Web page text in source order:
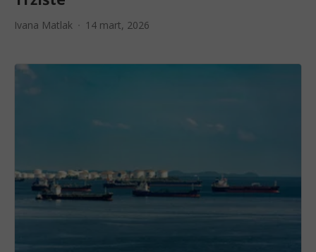
Ivana Matlak 14 mart, 2026